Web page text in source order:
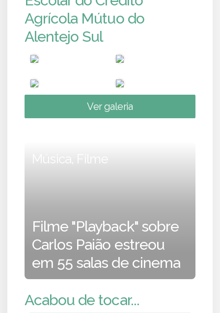
Agrícola Mútuo do
Alentejo Sul
Ver galeria
Música, Filme
Filme "Playback" sobre
Carlos Paião estreou
em 55 salas de cinema
Acabou de tocar...